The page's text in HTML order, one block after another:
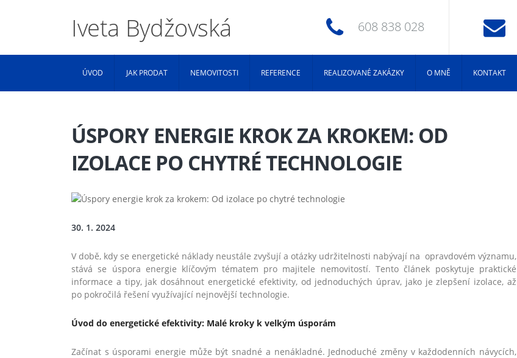
Iveta Bydžovská 608 838 028
ÚVOD JAK PRODAT NEMOVITOSTI REFERENCE REALIZOVANÉ ZAKÁZKY O MNĚ KONTAKT
ÚSPORY ENERGIE KROK ZA KROKEM: OD
IZOLACE PO CHYTRÉ TECHNOLOGIE
30. 1. 2024
V době, kdy se energetické náklady neustále zvyšují a otázky udržitelnosti nabývají na opravdovém významu,
stává se úspora energie klíčovým tématem pro majitele nemovitostí. Tento článek poskytuje praktické
informace a tipy, jak dosáhnout energetické efektivity, od jednoduchých úprav, jako je zlepšení izolace, až
po pokročilá řešení využívající nejnovější technologie.
Úvod do energetické efektivity: Malé kroky k velkým úsporám
Začínat s úsporami energie může být snadné a nenákladné. Jednoduché změny v každodenních návycích,